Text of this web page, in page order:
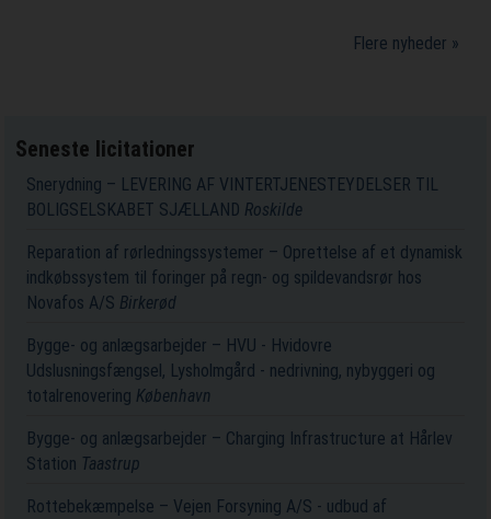
Flere nyheder »
Seneste licitationer
Snerydning – LEVERING AF VINTERTJENESTEYDELSER TIL
BOLIGSELSKABET SJÆLLAND Roskilde
Reparation af rørledningssystemer – Oprettelse af et dynamisk
indkøbssystem til foringer på regn- og spildevandsrør hos
Novafos A/S Birkerød
Bygge- og anlægsarbejder – HVU - Hvidovre
Udslusningsfængsel, Lysholmgård - nedrivning, nybyggeri og
totalrenovering København
Bygge- og anlægsarbejder – Charging Infrastructure at Hårlev
Station Taastrup
Rottebekæmpelse – Vejen Forsyning A/S - udbud af